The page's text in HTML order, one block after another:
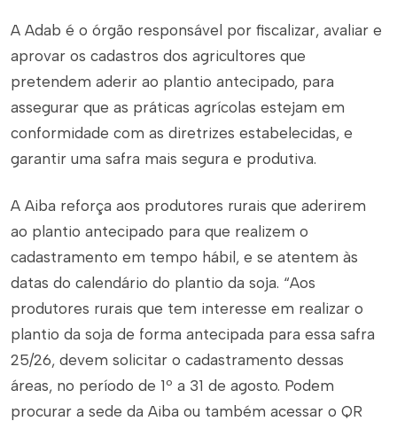
A Adab é o órgão responsável por fiscalizar, avaliar e
aprovar os cadastros dos agricultores que
pretendem aderir ao plantio antecipado, para
assegurar que as práticas agrícolas estejam em
conformidade com as diretrizes estabelecidas, e
garantir uma safra mais segura e produtiva.
A Aiba reforça aos produtores rurais que aderirem
ao plantio antecipado para que realizem o
cadastramento em tempo hábil, e se atentem às
datas do calendário do plantio da soja. “Aos
produtores rurais que tem interesse em realizar o
plantio da soja de forma antecipada para essa safra
25/26, devem solicitar o cadastramento dessas
áreas, no período de 1º a 31 de agosto. Podem
procurar a sede da Aiba ou também acessar o QR